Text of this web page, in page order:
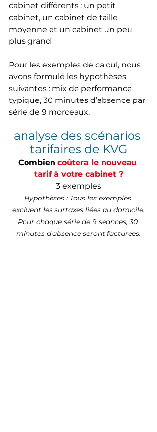
cabinet différents : un petit
cabinet, un cabinet de taille
moyenne et un cabinet un peu
plus grand.
Pour les exemples de calcul, nous
avons formulé les hypothèses
suivantes : mix de performance
typique, 30 minutes d’absence par
série de 9 morceaux.
analyse des scénarios
tarifaires de KVG
Combien coûtera le nouveau
tarif à votre cabinet ?
3 exemples
Hypothèses : Tous les exemples
excluent les surtaxes liées au domicile.
Pour chaque série de 9 séances, 30
minutes d'absence seront facturées.